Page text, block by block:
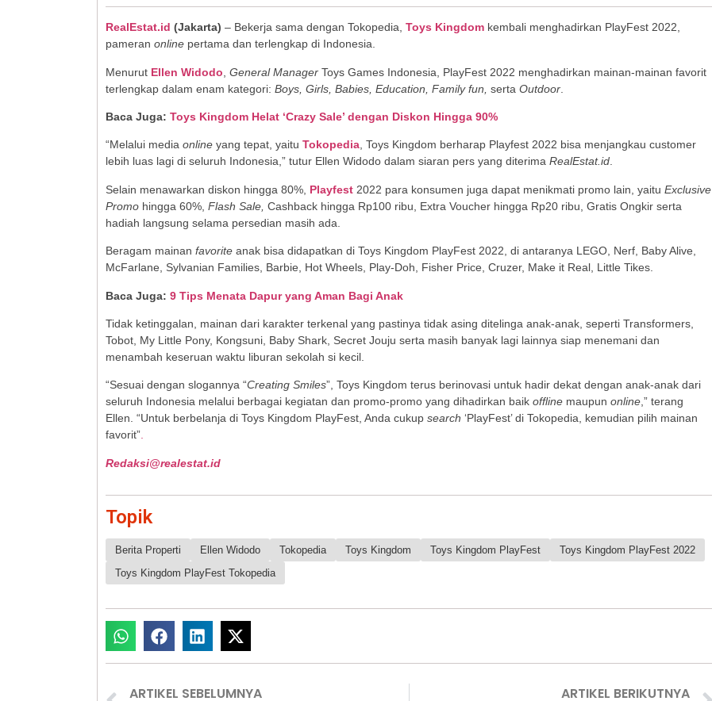
RealEstat.id (Jakarta) – Bekerja sama dengan Tokopedia, Toys Kingdom kembali menghadirkan PlayFest 2022,
pameran online pertama dan terlengkap di Indonesia.
Menurut Ellen Widodo General Manager Toys Games Indonesia, PlayFest 2022 menghadirkan mainan-mainan favorit
terlengkap dalam enam kategori: Boys, Girls, Babies, Education, Family fun, serta Outdoor
Baca Juga: Toys Kingdom Helat ‘Crazy Sale’ dengan Diskon Hingga 90%
“Melalui media online yang tepat, yaitu Tokopedia, Toys Kingdom berharap Playfest 2022 bisa menjangkau customer
lebih luas lagi di seluruh Indonesia,” tutur Ellen Widodo dalam siaran pers yang diterima RealEstat.id.
Selain menawarkan diskon hingga 80%, Playfest 2022 para konsumen juga dapat menikmati promo lain, yaitu Exclusive
Promo hingga 60%, Flash Sale, Cashback hingga Rp100 ribu, Extra Voucher hingga Rp20 ribu, Gratis Ongkir serta
hadiah langsung selama persedian masih ada.
Beragam mainan favorite anak bisa didapatkan di Toys Kingdom PlayFest 2022, di antaranya LEGO, Nerf, Baby Alive,
McFarlane, Sylvanian Families, Barbie, Hot Wheels, Play-Doh, Fisher Price, Cruzer, Make it Real, Little Tikes.
Baca Juga: 9 Tips Menata Dapur yang Aman Bagi Anak
Tidak ketinggalan, mainan dari karakter terkenal yang pastinya tidak asing ditelinga anak-anak, seperti Transformers,
Tobot, My Little Pony, Kongsuni, Baby Shark, Secret Jouju serta masih banyak lagi lainnya siap menemani dan
menambah keseruan waktu liburan sekolah si kecil.
“Sesuai dengan slogannya “Creating Smiles”, Toys Kingdom terus berinovasi untuk hadir dekat dengan anak-anak dari
seluruh Indonesia melalui berbagai kegiatan dan promo-promo yang dihadirkan baik offline maupun online,” terang
Ellen. “Untuk berbelanja di Toys Kingdom PlayFest, Anda cukup search ‘PlayFest’ di Tokopedia, kemudian pilih mainan
favorit”.
Redaksi@realestat.id
Topik
Berita Properti Ellen Widodo Tokopedia Toys Kingdom Toys Kingdom PlayFest
Toys Kingdom PlayFest 2022
Toys Kingdom PlayFest Tokopedia
ARTIKEL SEBELUMNYA ARTIKEL BERIKUTNYA